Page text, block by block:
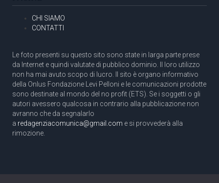
CHI SIAMO
CONTATTI
Le foto presenti su questo sito sono state in larga parte prese
da Internet e quindi valutate di pubblico dominio. Il loro utilizzo
non ha mai avuto scopo di lucro. Il sito è organo informativo
della Onlus Fondazione Levi Pelloni e le comunicazioni prodotte
sono destinate al mondo del no profit (ETS). Se i soggetti o gli
autori avessero qualcosa in contrario alla pubblicazione non
avranno che da segnalarlo
a redagenziacomunica@gmail.com e si provvederà alla
rimozione.